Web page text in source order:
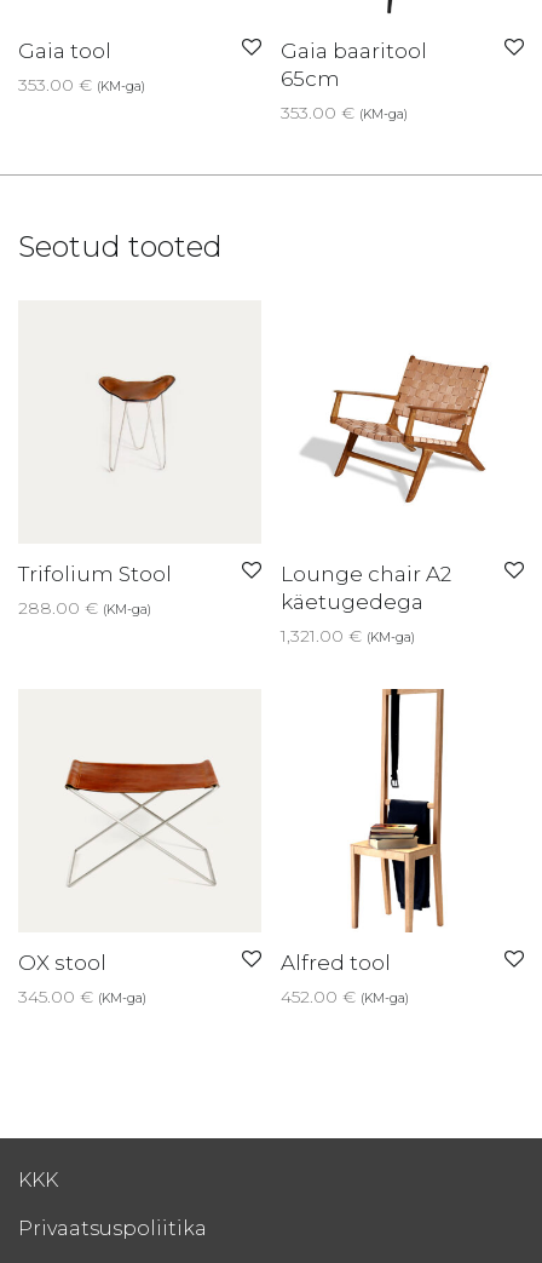
Gaia tool
353.00 € (KM-ga)
Gaia baaritool
65cm
353.00 € (KM-ga)
Seotud tooted
Trifolium Stool
288.00 € (KM-ga)
Lounge chair A2
käetugedega
1,321.00 € (KM-ga)
OX stool
345.00 € (KM-ga)
Alfred tool
452.00 € (KM-ga)
KKK
Privaatsuspoliitika